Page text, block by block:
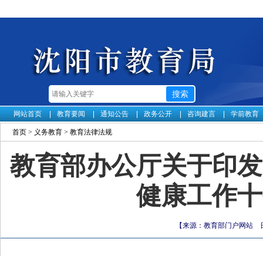
网站首页 教育要闻 通知公告 政务公开 咨询建言 学前教育
首页 > 义务教育 > 教育法律法规
教育部办公厅关于印
健康工作
【来源：教育部门户网站